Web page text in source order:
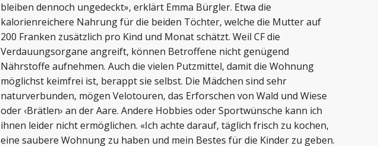
bleiben dennoch ungedeckt», erklärt Emma Bürgler. Etwa die
kalorienreichere Nahrung für die beiden Töchter, welche die Mutter auf
200 Franken zusätzlich pro Kind und Monat schätzt. Weil CF die
Verdauungsorgane angreift, können Betroffene nicht genügend
Nährstoffe aufnehmen. Auch die vielen Putzmittel, damit die Wohnung
möglichst keimfrei ist, berappt sie selbst. Die Mädchen sind sehr
naturverbunden, mögen Velotouren, das Erforschen von Wald und Wiese
oder ‹Brätlen› an der Aare. Andere Hobbies oder Sportwünsche kann ich
ihnen leider nicht ermöglichen. «Ich achte darauf, täglich frisch zu kochen,
eine saubere Wohnung zu haben und mein Bestes für die Kinder zu geben.